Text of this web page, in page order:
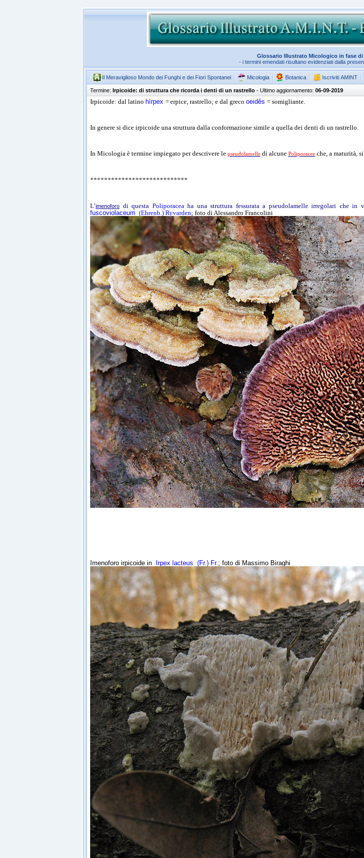
Glossario Illustrato Micologico in fase
- i termini emendati risultano evidenziati dalla
Il Meraviglioso Mondo dei Funghi e dei Fiori Spontanei Micologia Botanica Iscriviti AMINT
Termine: Irpicoide: di struttura che ricorda i denti di un rastrello - Ultimo aggiornamento: 06-09-2019
Irpicoide: dal latino hìrpex = erpice, rastrello; e dal greco oeidês = somigliante.
In genere si dice irpicoide una struttura dalla conformazione simile a quella dei denti di un rastrello.
In Micologia è termine impiegato per descrivere le pseudolamelle di alcune Poliporacee che, a maturità,
****************************
L’imenoforo di questa Poliporaceaha una struttura fessurata a pseudolamelle irregolari che
fuscoviolaceum (Ehrenb.) Ryvarden; foto di Alessandro Francolini
Imenoforo irpicoide in Irpex lacteus (Fr.) Fr.; foto di Massimo Biraghi